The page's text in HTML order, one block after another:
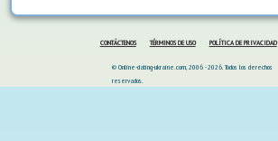
CONTÁCTENOS TÉRMINOS DE USO POLÍTICA DE PRIVACIDAD
© Online-dating-ukraine.com, 2006 - 2026. Todos los derechos
reservados.